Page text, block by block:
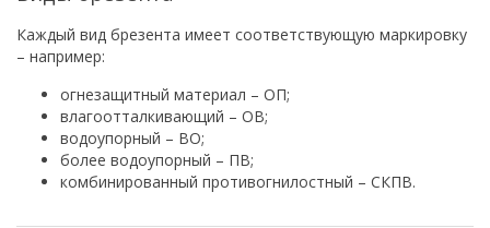
Каждый вид брезента имеет соответствующую маркировку
– например:
огнезащитный материал – ОП;
влагоотталкивающий – ОВ;
водоупорный – ВО;
более водоупорный – ПВ;
комбинированный противогнилостный – СКПВ.